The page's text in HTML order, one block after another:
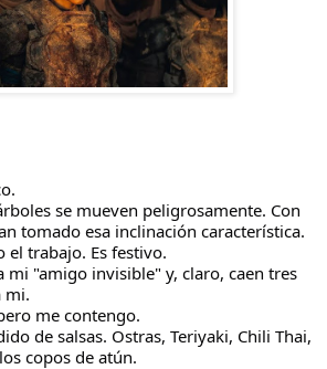
se mueven peligrosamente. Con
tomado esa inclinación característica.
el trabajo. Es festivo.
mi "amigo invisible" y, claro, caen tres
mi.
me contengo.
de salsas. Ostras, Teriyaki, Chili Thai,
copos de atún.